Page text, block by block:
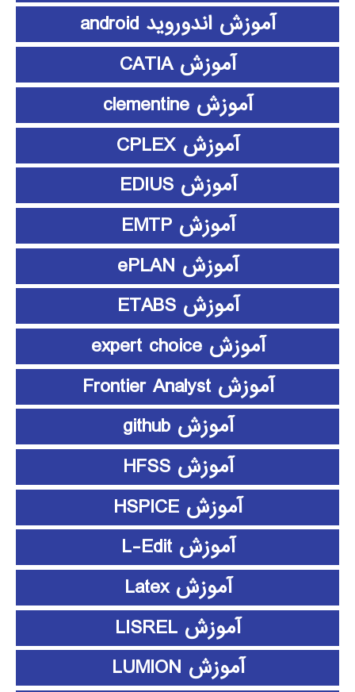
آموزش اندوروید android
آموزش CATIA
آموزش clementine
آموزش CPLEX
آموزش EDIUS
آموزش EMTP
آموزش ePLAN
آموزش ETABS
آموزش expert choice
آموزش Frontier Analyst
آموزش github
آموزش HFSS
آموزش HSPICE
آموزش L-Edit
آموزش Latex
آموزش LISREL
آموزش LUMION